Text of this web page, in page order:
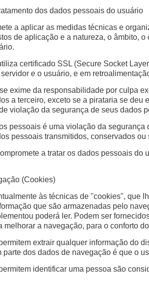
dos dados pessoais do usuário
a aplicar as medidas técnicas e
de aplicação e a natureza, o âmbito,
certificado SSL (Secure Socket
e o usuário, e em
exime da responsabilidade por culpa
a terceiro, exceto se a pirataria se
violação da segurança de seus dados
pessoais é uma violação da
pessoais transmitidos, conservados
a tratar os dados pessoais
(Cookies)
às técnicas de "cookies", que
que são armazenadas pelo
poderá ler. Podem ser
melhorar a navegação, para o conforto
extrair qualquer informação do
parte dos dados de navegação é que o
identificar uma pessoa são